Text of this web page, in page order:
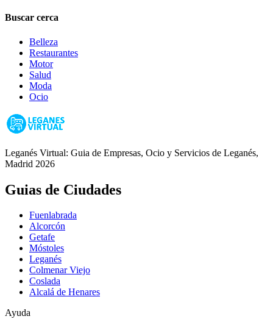
Buscar cerca
Belleza
Restaurantes
Motor
Salud
Moda
Ocio
Leganés Virtual: Guia de Empresas, Ocio y Servicios de Leganés,
Madrid 2026
Guias de Ciudades
Fuenlabrada
Alcorcón
Getafe
Móstoles
Leganés
Colmenar Viejo
Coslada
Alcalá de Henares
Ayuda